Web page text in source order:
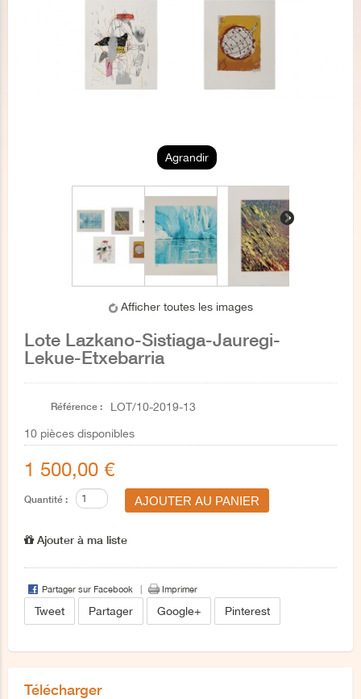
Agrandir
Afficher toutes les images
Lote Lazkano-Sistiaga-Jauregi-
Lekue-Etxebarria
Référence : LOT/10-2019-13
10 pièces disponibles
1 500,00 €
Quantité :
Ajouter à ma liste
Partager sur Facebook Imprimer
Tweet Partager Google+ Pinterest
Télécharger